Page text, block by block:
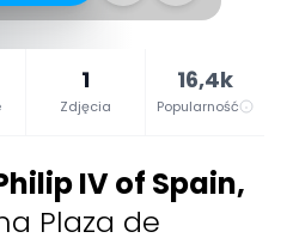
1
Zdjęcia
16,4k
Popularność
IV of Spain,
Plaza de